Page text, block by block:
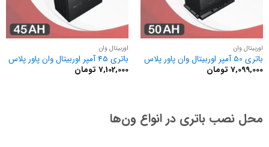
اوربیتال وان
باتری 50 آمپر اوربیتال وان پاور پلاس
7,099,000 تومان
اوربیتال وان
باتری 45 آمپر اوربیتال وان پاور پلاس
7,102,000 تومان
محل نصب باتری در انواع ون‌ها